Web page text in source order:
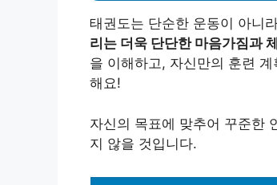
태권도는 단순한 운동이 아니
리는 더욱 단단한 마음가짐과
을 이해하고, 자신만의 훈련
해요!
자신의 목표에 맞추어 꾸준한
지 않을 것입니다.